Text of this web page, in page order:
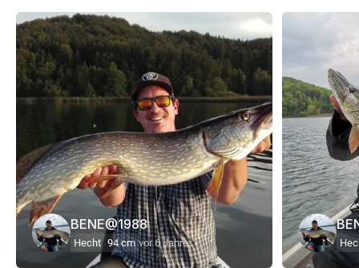
BENE@1988
Hecht 94 cm vor 6 Jahre